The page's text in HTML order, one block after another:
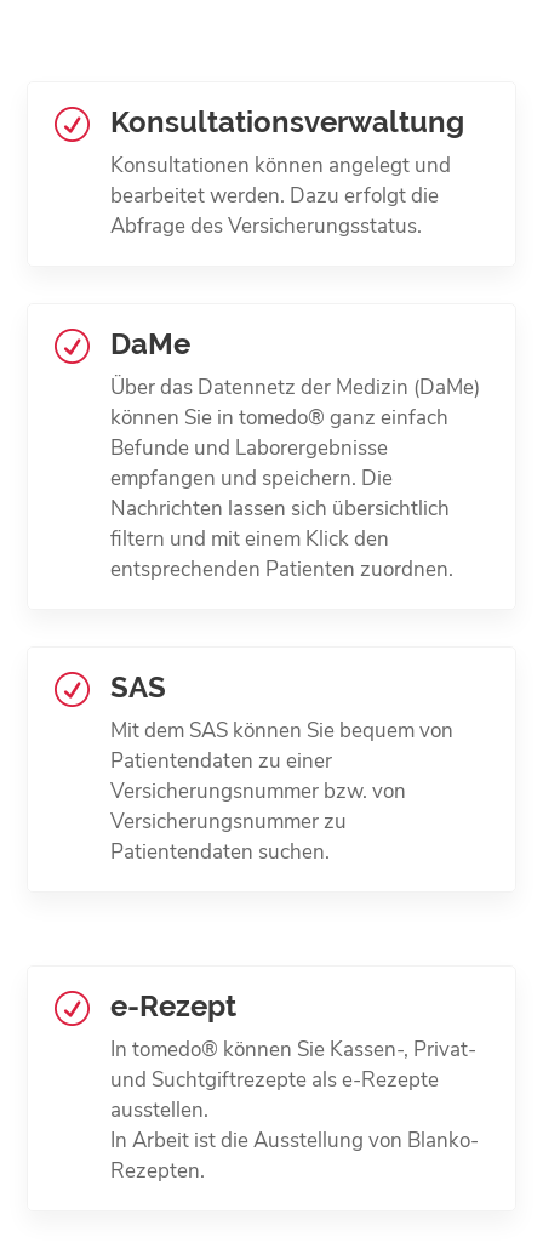
R Konsultations­verwaltung
Konsultationen können angelegt und
bearbeitet werden. Dazu erfolgt die
Abfrage des Versicherungsstatus.
R DaMe
Über das Datennetz der Medizin (DaMe)
können Sie in tomedo® ganz einfach
Befunde und Laborergebnisse
empfangen und speichern. Die
Nachrichten lassen sich übersichtlich
filtern und mit einem Klick den
entsprechenden Patienten zuordnen.
R SAS
Mit dem SAS können Sie bequem von
Patientendaten zu einer
Versicherungsnummer bzw. von
Versicherungsnummer zu
Patientendaten suchen.
R e-Rezept
In tomedo® können Sie Kassen-, Privat-
und Suchtgiftrezepte als e-Rezepte
ausstellen.
In Arbeit ist die Ausstellung von Blanko-
Rezepten.